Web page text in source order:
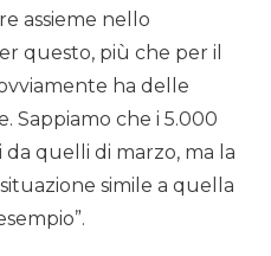
assieme nello
questo, più che per il
ha delle
Sappiamo che i 5.000
da quelli di marzo, ma la
simile a quella